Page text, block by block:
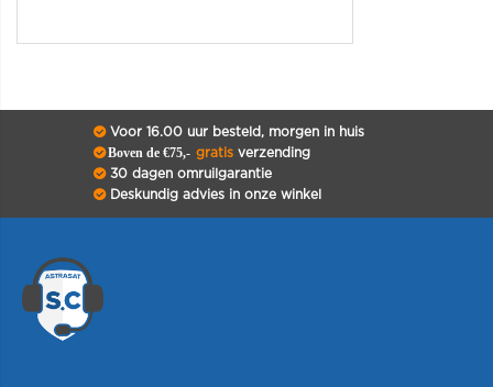
Voor 16.00 uur besteld, morgen in huis
Boven de €75,- gratisverzending
30 dagen omruilgarantie
Deskundig advies in onze winkel